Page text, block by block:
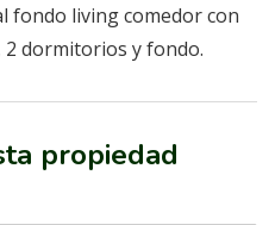
fondo living comedor con
2 dormitorios y fondo.
propiedad